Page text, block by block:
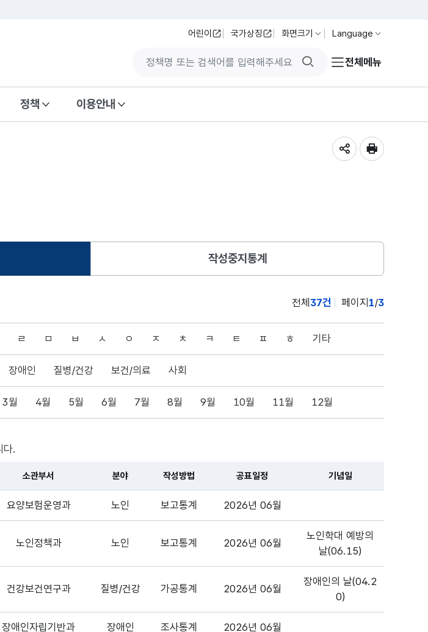
어린이 국가상징 화면크기 Language
검색버튼전체메뉴
정책 이용안내
작성중지통계
전체 37건 페이지 1/3
ㄹ ㅁ ㅂ ㅅ ㅇ ㅈ ㅊ ㅋ ㅌ ㅍ ㅎ 기타
장애인 질병/건강 보건/의료 사회
3월 4월 5월 6월 7월 8월 9월 10월 11월 12월
다.
소관부서 분야 작성방법 공표일정 기념일
요양보험운영과 노인 보고통계 2026년 06월
노인정책과 노인 보고통계 2026년 06월
노인학대 예방의
날(06.15)
건강보건연구과 질병/건강 가공통계 2026년 06월
장애인의 날(04.2
0)
장애인자립기반과 장애인 조사통계 2026년 06월